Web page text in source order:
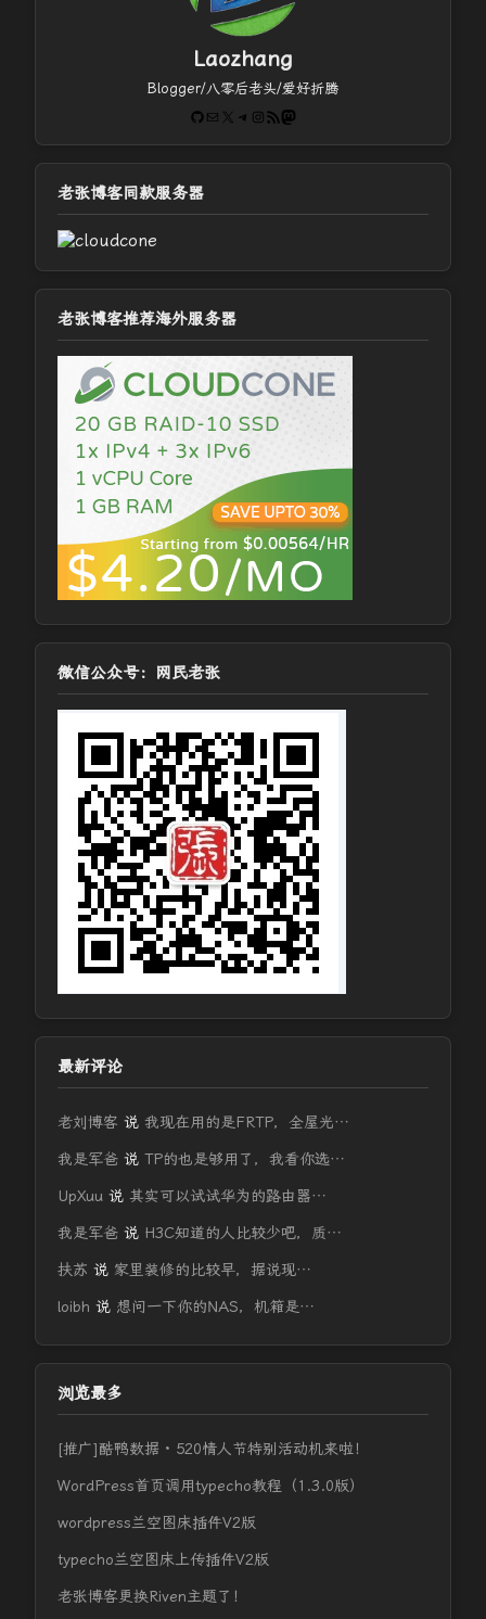
Laozhang
Blogger/八零后老头/爱好折腾
GitHub
电子邮件 X Telegram
Instagram
RSS FeedMastodon
老张博客同款服务器
老张博客推荐海外服务器
微信公众号：网民老张
最新评论
老刘博客 说 我现在用的是FRTP，全屋光…
我是军爸 说 TP的也是够用了，我看你选…
UpXuu 说 其实可以试试华为的路由器…
我是军爸 说 H3C知道的人比较少吧，质…
扶苏 说 家里装修的比较早，据说现…
loibh 说 想问一下你的NAS，机箱是…
浏览最多
[推广]酷鸭数据 · 520情人节特别活动机来啦！
WordPress首页调用typecho教程（1.3.0版）
wordpress兰空图床插件V2版
typecho兰空图床上传插件V2版
老张博客更换Riven主题了！